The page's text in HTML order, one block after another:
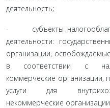
деятельность;
- субъекты
деятельности:
ор­ганизации,
в соответствии с
коммерческие
услуги для
некоммерческие